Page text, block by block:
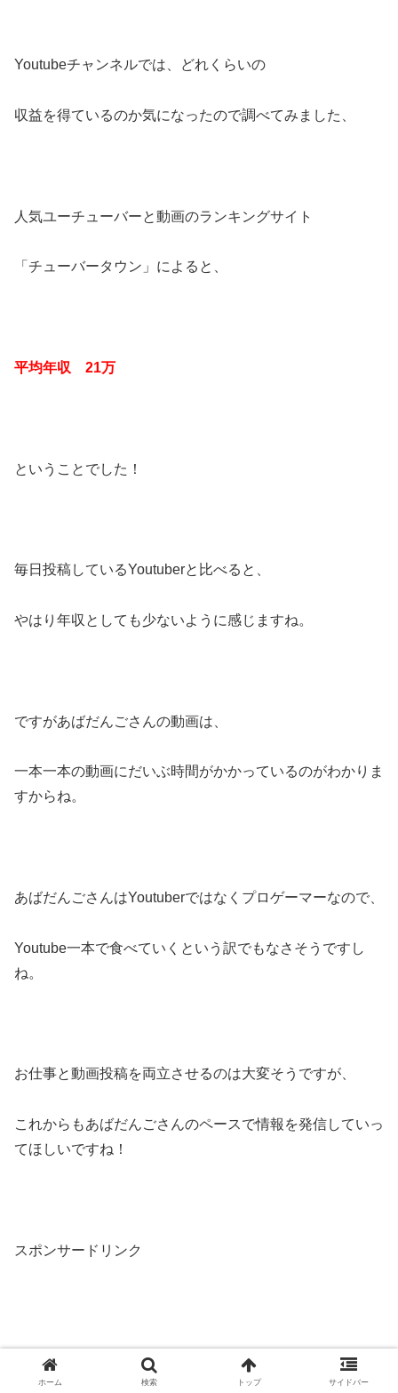
Youtubeチャンネルでは、どれくらいの
収益を得ているのか気になったので調べてみました、
人気ユーチューバーと動画のランキングサイト
「チューバータウン」によると、
平均年収 21万
ということでした！
毎日投稿しているYoutuberと比べると、
やはり年収としても少ないように感じますね。
ですがあばだんごさんの動画は、
一本一本の動画にだいぶ時間がかかっているのがわかりま
すからね。
あばだんごさんはYoutuberではなくプロゲーマーなので、
Youtube一本で食べていくという訳でもなさそうですし
ね。
お仕事と動画投稿を両立させるのは大変そうですが、
これからもあばだんごさんのペースで情報を発信していっ
てほしいですね！
スポンサードリンク
ホーム 検索 トップ サイドバー